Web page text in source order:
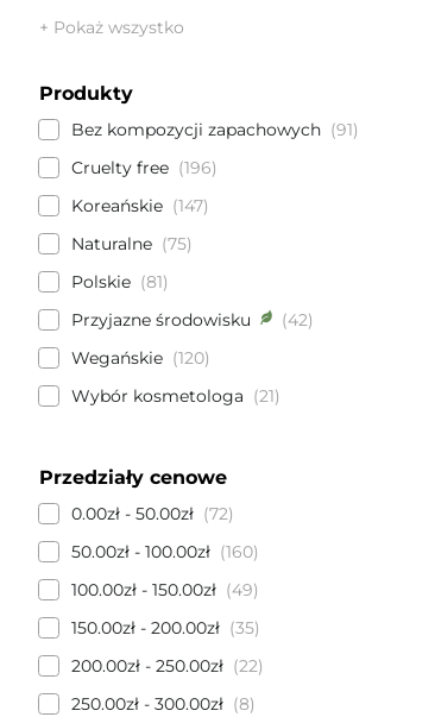
+ Pokaż wszystko
Produkty
Bez kompozycji zapachowych
91
Cruelty free
196
Koreańskie
147
Naturalne
75
Polskie
81
Przyjazne środowisku
42
Wegańskie
120
Wybór kosmetologa
21
Przedziały cenowe
0.00zł - 50.00zł
72
50.00zł - 100.00zł
160
100.00zł - 150.00zł
49
150.00zł - 200.00zł
35
200.00zł - 250.00zł
22
250.00zł - 300.00zł
8